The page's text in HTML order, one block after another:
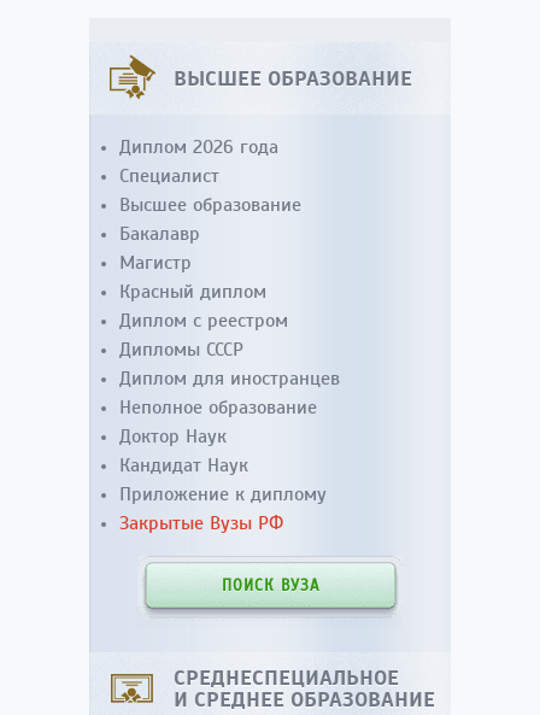
ВЫСШЕЕ ОБРАЗОВАНИЕ
Диплом 2026 года
Специалист
Высшее образование
Бакалавр
Магистр
Красный диплом
Диплом с реестром
Дипломы СССР
Диплом для иностранцев
Неполное образование
Доктор Наук
Кандидат Наук
Приложение к диплому
Закрытые Вузы РФ
ПОИСК ВУЗА
СРЕДНЕСПЕЦИАЛЬНОЕ
И СРЕДНЕЕ ОБРАЗОВАНИЕ